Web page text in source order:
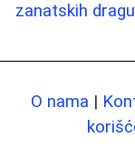
zanatskih
O nama |